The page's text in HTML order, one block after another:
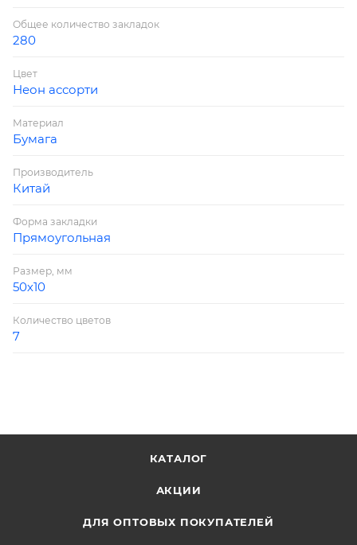
Общее количество закладок
280
Цвет
Неон ассорти
Материал
Бумага
Производитель
Китай
Форма закладки
Прямоугольная
Размер, мм
50х10
Количество цветов
7
КАТАЛОГ
АКЦИИ
ДЛЯ ОПТОВЫХ ПОКУПАТЕЛЕЙ